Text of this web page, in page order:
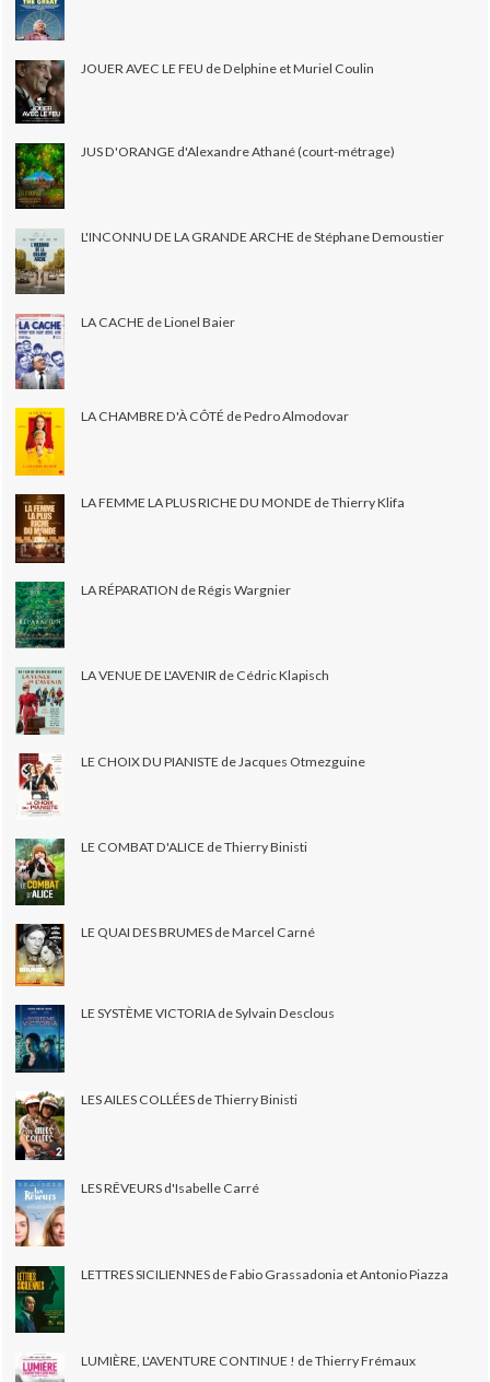
JOUER AVEC LE FEU de Delphine et Muriel Coulin
JUS D'ORANGE d'Alexandre Athané (court-métrage)
L'INCONNU DE LA GRANDE ARCHE de Stéphane Demoustier
LA CACHE de Lionel Baier
LA CHAMBRE D'À CÔTÉ de Pedro Almodovar
LA FEMME LA PLUS RICHE DU MONDE de Thierry Klifa
LA RÉPARATION de Régis Wargnier
LA VENUE DE L'AVENIR de Cédric Klapisch
LE CHOIX DU PIANISTE de Jacques Otmezguine
LE COMBAT D'ALICE de Thierry Binisti
LE QUAI DES BRUMES de Marcel Carné
LE SYSTÈME VICTORIA de Sylvain Desclous
LES AILES COLLÉES de Thierry Binisti
LES RÊVEURS d'Isabelle Carré
LETTRES SICILIENNES de Fabio Grassadonia et Antonio Piazza
LUMIÈRE, L'AVENTURE CONTINUE ! de Thierry Frémaux